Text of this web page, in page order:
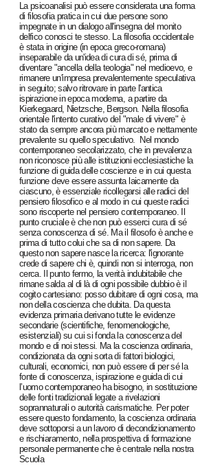
La psicoanalisi può essere considerata una forma
di filosofia pratica in cui due persone sono
impegnate in un dialogo all'insegna del monito
delfico conosci te stesso. La filosofia occidentale
è stata in origine (in epoca greco-romana)
inseparabile da un'idea di cura di sé, prima di
diventare "ancella della teologia" nel medioevo, e
rimanere un'impresa prevalentemente speculativa
in seguito; salvo ritrovare in parte l'antica
ispirazione in epoca moderna, a partire da
Kierkegaard, Nietzsche, Bergson. Nella filosofia
orientale l'intento curativo del "male di vivere" è
stato da sempre ancora più marcato e nettamente
prevalente su quello speculativo. Nel mondo
contemporaneo secolarizzato, che in prevalenza
non riconosce più alle istituzioni ecclesiastiche la
funzione di guida delle coscienze e in cui questa
funzione deve essere assunta laicamente da
ciascuno, è essenziale ricollegarsi alle radici del
pensiero filosofico e al modo in cui queste radici
sono riscoperte nel pensiero contemporaneo. Il
punto cruciale è che non può esserci cura di sé
senza conoscenza di sé. Ma il filosofo è anche e
prima di tutto colui che sa di non sapere. Da
questo non sapere nasce la ricerca: l'ignorante
crede di sapere chi è, quindi non si interroga, non
cerca. Il punto fermo, la verità indubitabile che
rimane salda al di là di ogni possibile dubbio è il
cogito cartesiano: posso dubitare di ogni cosa, ma
non della coscienza che dubita. Da questa
evidenza primaria derivano tutte le evidenze
secondarie (scientifiche, fenomenologiche,
esistenziali) su cui si fonda la conoscenza del
mondo e di noi stessi. Ma la coscienza ordinaria,
condizionata da ogni sorta di fattori biologici,
culturali, economici, non può essere di per sé la
fonte di conoscenza, ispirazione e guida di cui
l’uomo contemporaneo ha bisogno, in sostituzione
delle fonti tradizionali legate a rivelazioni
soprannaturali o autorità carismatiche. Per poter
essere questo fondamento, la coscienza ordinaria
deve sottoporsi a un lavoro di decondizionamento
e rischiaramento, nella prospettiva di formazione
personale permanente che è centrale nella nostra
Scuola